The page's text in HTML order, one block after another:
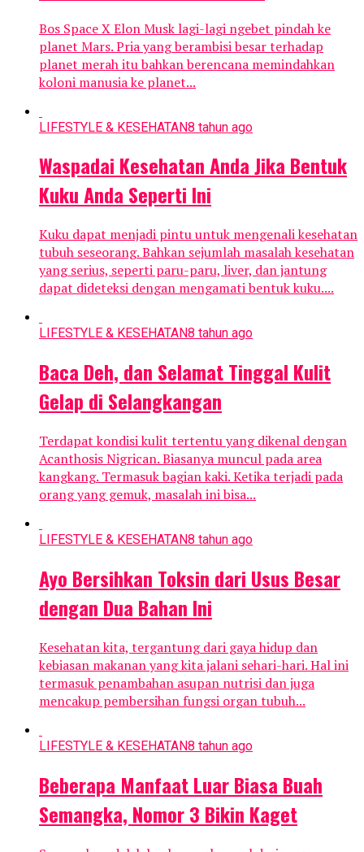
Bos Space X Elon Musk lagi-lagi ngebet pindah ke
planet Mars. Pria yang berambisi besar terhadap
planet merah itu bahkan berencana memindahkan
koloni manusia ke planet...
LIFESTYLE & KESEHATAN8 tahun ago
Waspadai Kesehatan Anda Jika Bentuk
Kuku Anda Seperti Ini
Kuku dapat menjadi pintu untuk mengenali kesehatan
tubuh seseorang. Bahkan sejumlah masalah kesehatan
yang serius, seperti paru-paru, liver, dan jantung
dapat dideteksi dengan mengamati bentuk kuku....
LIFESTYLE & KESEHATAN8 tahun ago
Baca Deh, dan Selamat Tinggal Kulit
Gelap di Selangkangan
Terdapat kondisi kulit tertentu yang dikenal dengan
Acanthosis Nigrican. Biasanya muncul pada area
kangkang. Termasuk bagian kaki. Ketika terjadi pada
orang yang gemuk, masalah ini bisa...
LIFESTYLE & KESEHATAN8 tahun ago
Ayo Bersihkan Toksin dari Usus Besar
dengan Dua Bahan Ini
Kesehatan kita, tergantung dari gaya hidup dan
kebiasan makanan yang kita jalani sehari-hari. Hal ini
termasuk penambahan asupan nutrisi dan juga
mencakup pembersihan fungsi organ tubuh...
LIFESTYLE & KESEHATAN8 tahun ago
Beberapa Manfaat Luar Biasa Buah
Semangka, Nomor 3 Bikin Kaget